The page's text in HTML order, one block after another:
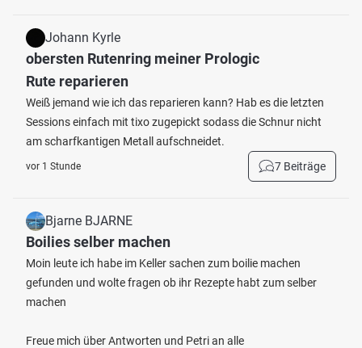
Johann Kyrle
obersten Rutenring meiner Prologic
Rute reparieren
Weiß jemand wie ich das reparieren kann? Hab es die letzten
Sessions einfach mit tixo zugepickt sodass die Schnur nicht
am scharfkantigen Metall aufschneidet.
vor 1 Stunde 7 Beiträge
Bjarne BJARNE
Boilies selber machen
Moin leute ich habe im Keller sachen zum boilie machen
gefunden und wolte fragen ob ihr Rezepte habt zum selber
machen
Freue mich über Antworten und Petri an alle